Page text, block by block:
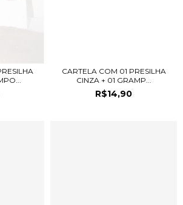
CARTELA COM 01 PRESILHA
CINZA + 01 GRAMP...
R$14,90